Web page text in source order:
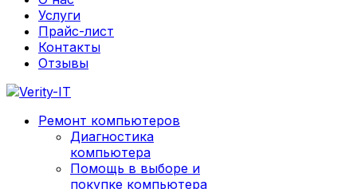
Услуги
Прайс-лист
Контакты
Отзывы
Ремонт компьютеров
Диагностика
компьютера
Помощь в выборе и
покупке компьютера